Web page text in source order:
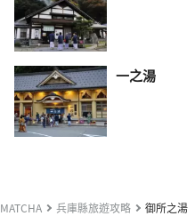
一之湯
MATCHA 兵庫縣旅遊攻略 御所之湯